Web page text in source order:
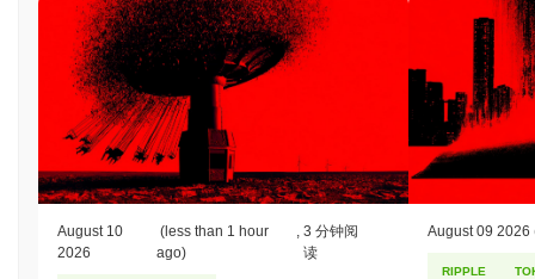
August 10
2026
(less than 1 hour
ago)
,3 分钟阅
读
August 09 2026
RIPPLE